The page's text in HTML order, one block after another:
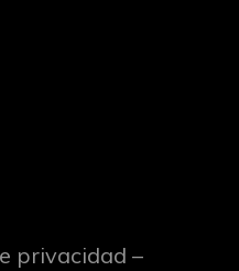
privacidad –